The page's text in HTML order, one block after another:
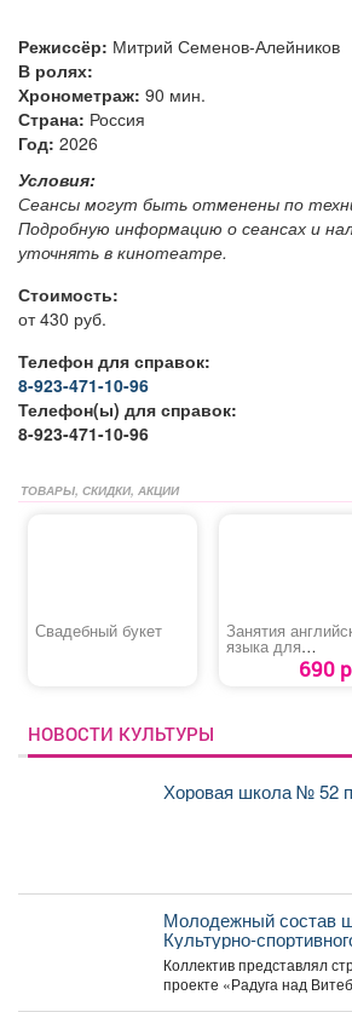
Режиссёр: Митрий Семенов-Алейников
В ролях:
Хронометраж: 90 мин.
Страна: Россия
Год: 2026
Условия:
Сеансы могут быть отменены по
Подробную информацию о сеансах и
уточнять в кинотеатре.
Стоимость:
от 430 руб.
Телефон для справок:
8-923-471-10-96
Телефон(ы) для справок:
8-923-471-10-96
ТОВАРЫ, СКИДКИ, АКЦИИ
Свадебный букет Занятия
языка для
обучающихся 2-
690
НОВОСТИ КУЛЬТУРЫ
Хоровая школа № 52
Молодежный состав
Культурно-
металлургов победил
конкурсе
Витебске.
Коллектив представлял
проекте «Радуга над